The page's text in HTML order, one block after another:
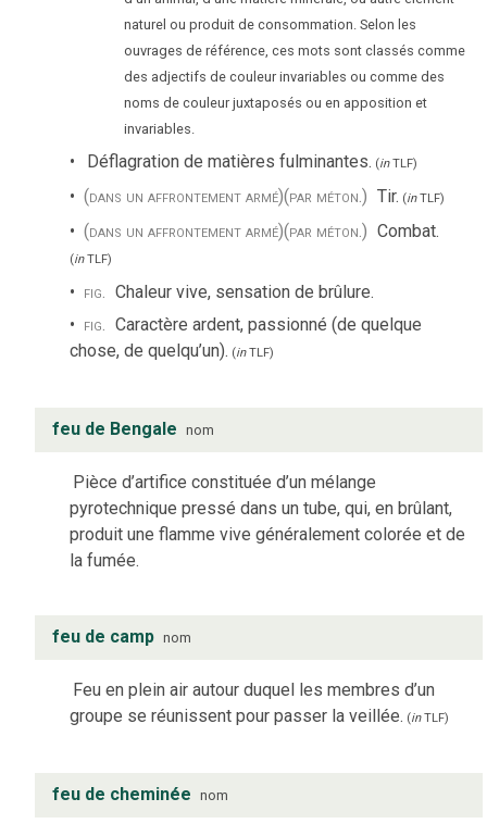
naturel ou produit de consommation. Selon les
ouvrages de référence, ces mots sont classés comme
des adjectifs de couleur invariables ou comme des
noms de couleur juxtaposés ou en apposition et
invariables.
Déflagration de matières fulminantes. (inTLF)
(dans un affrontement armé)(par méton.) Tir. (inTLF)
(dans un affrontement armé)(par méton.) Combat.
(inTLF)
fig. Chaleur vive, sensation de brûlure.
fig. Caractère ardent, passionné (de quelque
chose, de quelqu’un). (inTLF)
feu de Bengale nom
Pièce d’artifice constituée d’un mélange
pyrotechnique pressé dans un tube, qui, en brûlant,
produit une flamme vive généralement colorée et de
la fumée.
feu de camp nom
Feu en plein air autour duquel les membres d’un
groupe se réunissent pour passer la veillée. (inTLF)
feu de cheminée nom